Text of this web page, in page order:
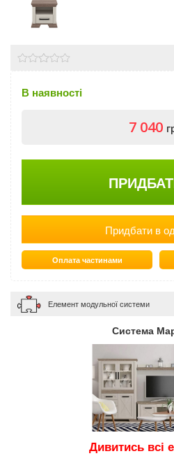
В наявності
7 040
Придбати в
Оплата частинами
Елемент модульної системи
Система
Дивитись всі